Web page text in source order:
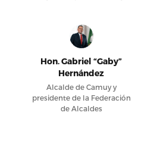
Hon. Gabriel “Gaby”
Hernández
Alcalde de Camuy y
presidente de la Federación
de Alcaldes